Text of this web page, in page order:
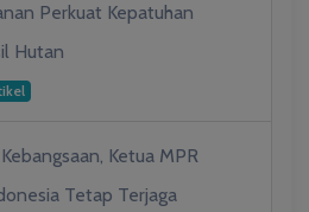
Perkuat Kepatuhan
Hutan
Ketua MPR
Tetap Terjaga